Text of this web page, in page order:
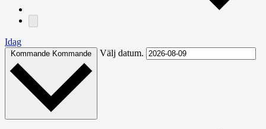
Idag
Kommande Kommande Välj datum.